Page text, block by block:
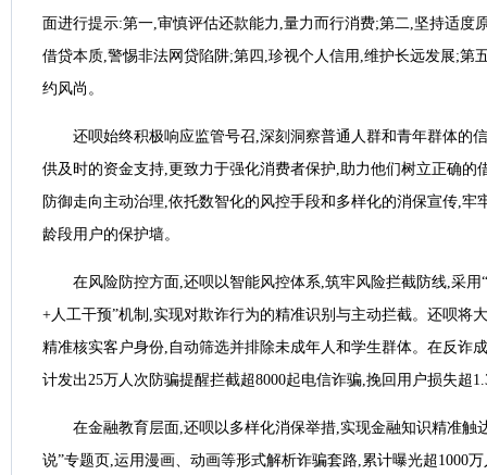
面进行提示:第一,审慎评估还款能力,量力而行消费;第二,坚持适度
借贷本质,警惕非法网贷陷阱;第四,珍视个人信用,维护长远发展;第
约风尚。
还呗始终积极响应监管号召,深刻洞察普通人群和青年群体的
供及时的资金支持,更‌致力于‌强化消费者保护,助力他们树立正确的
防御走向主动治理,‌依托‌数智化的风控手段和多样化的消保宣传,牢
龄段用户的保护墙。
在风险防控方面,还呗以智能风控体系,筑牢风险拦截防线,采
+人工干预”机制,实现对欺诈行为的精准识别与主动拦截。还呗将
精准核实客户身份,自动筛选并排除未成年人和学生群体。在反诈
计发出25万人次防骗提醒拦截超8000起电信诈骗,挽回用户损失超
在金融教育层面‌,还呗以多样化消保举措,实现金融知识精准触
说”专题页,‌运用‌漫画、动画等形式解析诈骗套路,累计曝光超1000